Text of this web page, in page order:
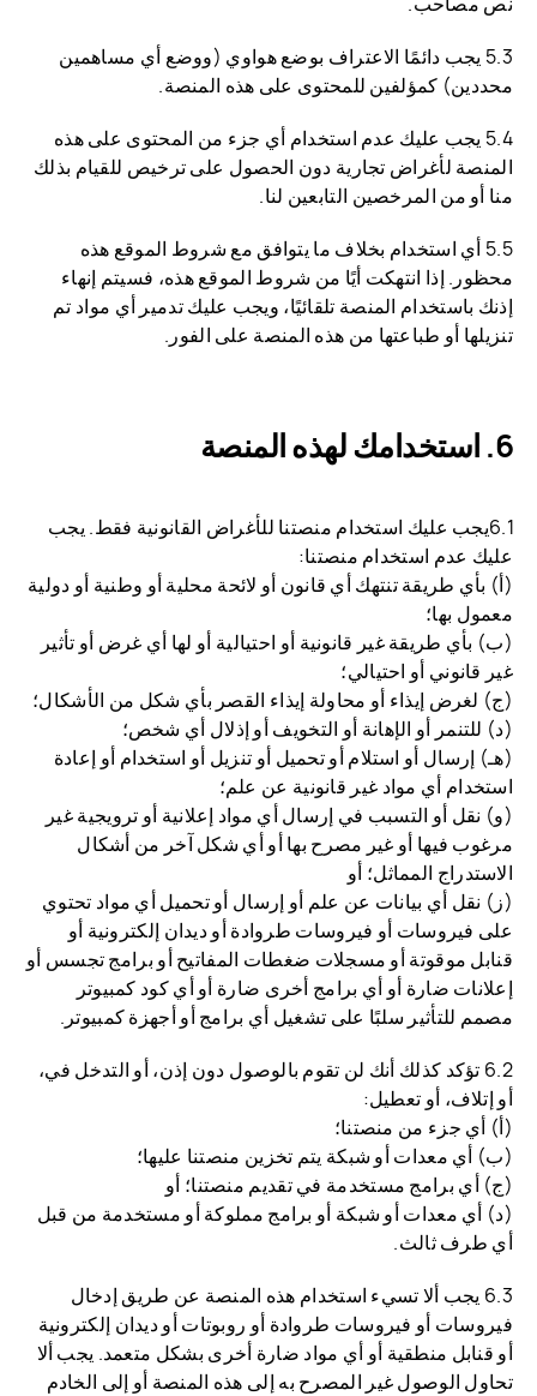
5.3 يجب دائمًا الاعتراف بوضع هواوي (ووضع أي مساهمين
محددين) كمؤلفين للمحتوى على هذه المنصة.
5.4 يجب عليك عدم استخدام أي جزء من المحتوى على هذه
المنصة لأغراض تجارية دون الحصول على ترخيص للقيام بذلك
منا أو من المرخصين التابعين لنا.
5.5 أي استخدام بخلاف ما يتوافق مع شروط الموقع هذه
محظور. إذا انتهكت أيًا من شروط الموقع هذه، فسيتم إنهاء
إذنك باستخدام المنصة تلقائيًا، ويجب عليك تدمير أي مواد تم
تنزيلها أو طباعتها من هذه المنصة على الفور.
استخدامك لهذه المنصة
6.1يجب عليك استخدام منصتنا للأغراض القانونية فقط. يجب
عليك عدم استخدام منصتنا:
(أ) بأي طريقة تنتهك أي قانون أو لائحة محلية أو وطنية أو دولية
معمول بها؛
(ب) بأي طريقة غير قانونية أو احتيالية أو لها أي غرض أو تأثير
غير قانوني أو احتيالي؛
(ج) لغرض إيذاء أو محاولة إيذاء القصر بأي شكل من الأشكال؛
(د) للتنمر أو الإهانة أو التخويف أو إذلال أي شخص؛
(هـ) إرسال أو استلام أو تحميل أو تنزيل أو استخدام أو إعادة
استخدام أي مواد غير قانونية عن علم؛
(و) نقل أو التسبب في إرسال أي مواد إعلانية أو ترويجية غير
مرغوب فيها أو غير مصرح بها أو أي شكل آخر من أشكال
الاستدراج المماثل؛ أو
(ز) نقل أي بيانات عن علم أو إرسال أو تحميل أي مواد تحتوي
على فيروسات أو فيروسات طروادة أو ديدان إلكترونية أو
قنابل موقوتة أو مسجلات ضغطات المفاتيح أو برامج تجسس أو
إعلانات ضارة أو أي برامج أخرى ضارة أو أي كود كمبيوتر
مصمم للتأثير سلبًا على تشغيل أي برامج أو أجهزة كمبيوتر.
6.2 تؤكد كذلك أنك لن تقوم بالوصول دون إذن، أو التدخل في،
أو إتلاف، أو تعطيل:
(أ) أي جزء من منصتنا؛
(ب) أي معدات أو شبكة يتم تخزين منصتنا عليها؛
(ج) أي برامج مستخدمة في تقديم منصتنا؛ أو
(د) أي معدات أو شبكة أو برامج مملوكة أو مستخدمة من قبل
أي طرف ثالث.
6.3 يجب ألا تسيء استخدام هذه المنصة عن طريق إدخال
فيروسات أو فيروسات طروادة أو روبوتات أو ديدان إلكترونية
أو قنابل منطقية أو أي مواد ضارة أخرى بشكل متعمد. يجب ألا
تحاول الوصول غير المصرح به إلى هذه المنصة أو إلى الخادم